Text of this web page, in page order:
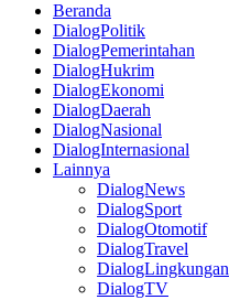
Beranda
DialogPolitik
DialogPemerintahan
DialogHukrim
DialogEkonomi
DialogDaerah
DialogNasional
DialogInternasional
Lainnya
DialogNews
DialogSport
DialogOtomotif
DialogTravel
DialogLingkungan
DialogTV